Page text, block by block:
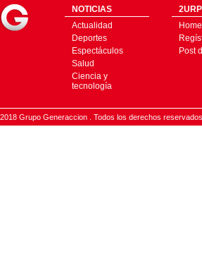
NOTICIAS
Actualidad
Deportes
Espectáculos
Salud
Ciencia y
tecnología
2URPI
Home
Post
2018 Grupo Generaccion . Todos los derechos